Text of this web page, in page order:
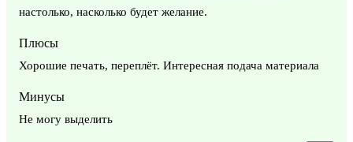
настолько, насколько будет желание.
Плюсы
Хорошие печать, переплёт. Интересная подача материала
Минусы
Не могу выделить